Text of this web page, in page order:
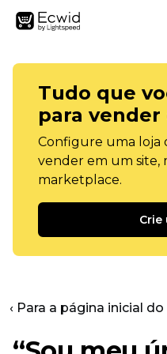
Tudo que
para
Configure uma loja
vender em um site,
marketplace.
Crie
‹ Para a página inicial